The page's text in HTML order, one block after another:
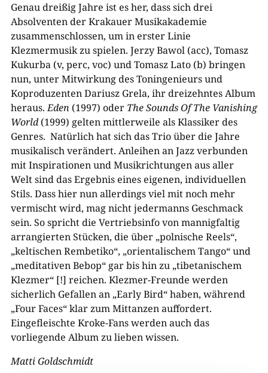
Genau dreißig Jahre ist es her, dass sich drei
Absolventen der Krakauer Musikakademie
zusammenschlossen, um in erster Linie
Klezmermusik zu spielen. Jerzy Bawol (acc), Tomasz
Kukurba (v, perc, voc) und Tomasz Lato (b) bringen
nun, unter Mitwirkung des Toningenieurs und
Koproduzenten Dariusz Grela, ihr dreizehntes Album
heraus.Eden (1997) oder The Sounds Of The Vanishing
World(1999) gelten mittlerweile als Klassiker des
Genres. Natürlich hat sich das Trio über die Jahre
musikalisch verändert. Anleihen an Jazz verbunden
mit Inspirationen und Musikrichtungen aus aller
Welt sind das Ergebnis eines eigenen, individuellen
Stils. Dass hier nun allerdings viel mit noch mehr
vermischt wird, mag nicht jedermanns Geschmack
sein. So spricht die Vertriebsinfo von mannigfaltig
arrangierten Stücken, die über „polnische Reels“,
„keltischen Rembetiko“, „orientalischem Tango“ und
„meditativen Bebop“ gar bis hin zu „tibetanischem
Klezmer“ [!] reichen. Klezmer-Freunde werden
sicherlich Gefallen an „Early Bird“ haben, während
„Four Faces“ klar zum Mittanzen auffordert.
Eingefleischte Kroke-Fans werden auch das
vorliegende Album zu lieben wissen.
Matti Goldschmidt